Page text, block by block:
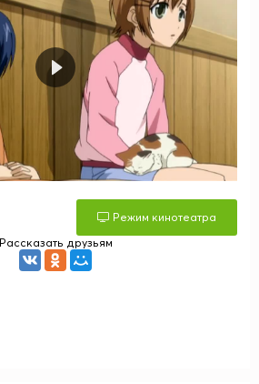
Режим кинотеатра
Рассказать друзьям